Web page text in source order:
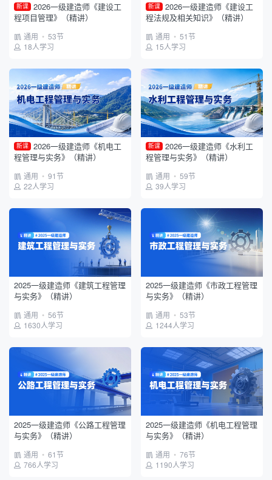
新课 2026一级建造师《建设工
程项目管理》（精讲）
通用 • 53节
18人学习
新课 2026一级建造师《建设工
程法规及相关知识》（精讲）
通用 • 51节
15人学习
新课 2026一级建造师《机电工
程管理与实务》（精讲）
通用 • 91节
22人学习
新课 2026一级建造师《水利工
程管理与实务》（精讲）
通用 • 59节
39人学习
2025一级建造师《建筑工程管理
与实务》（精讲）
通用 • 56节
1630人学习
2025一级建造师《市政工程管理
与实务》（精讲）
通用 • 53节
1244人学习
2025一级建造师《公路工程管理
与实务》（精讲）
通用 • 61节
766人学习
2025一级建造师《机电工程管理
与实务》（精讲）
通用 • 76节
1190人学习